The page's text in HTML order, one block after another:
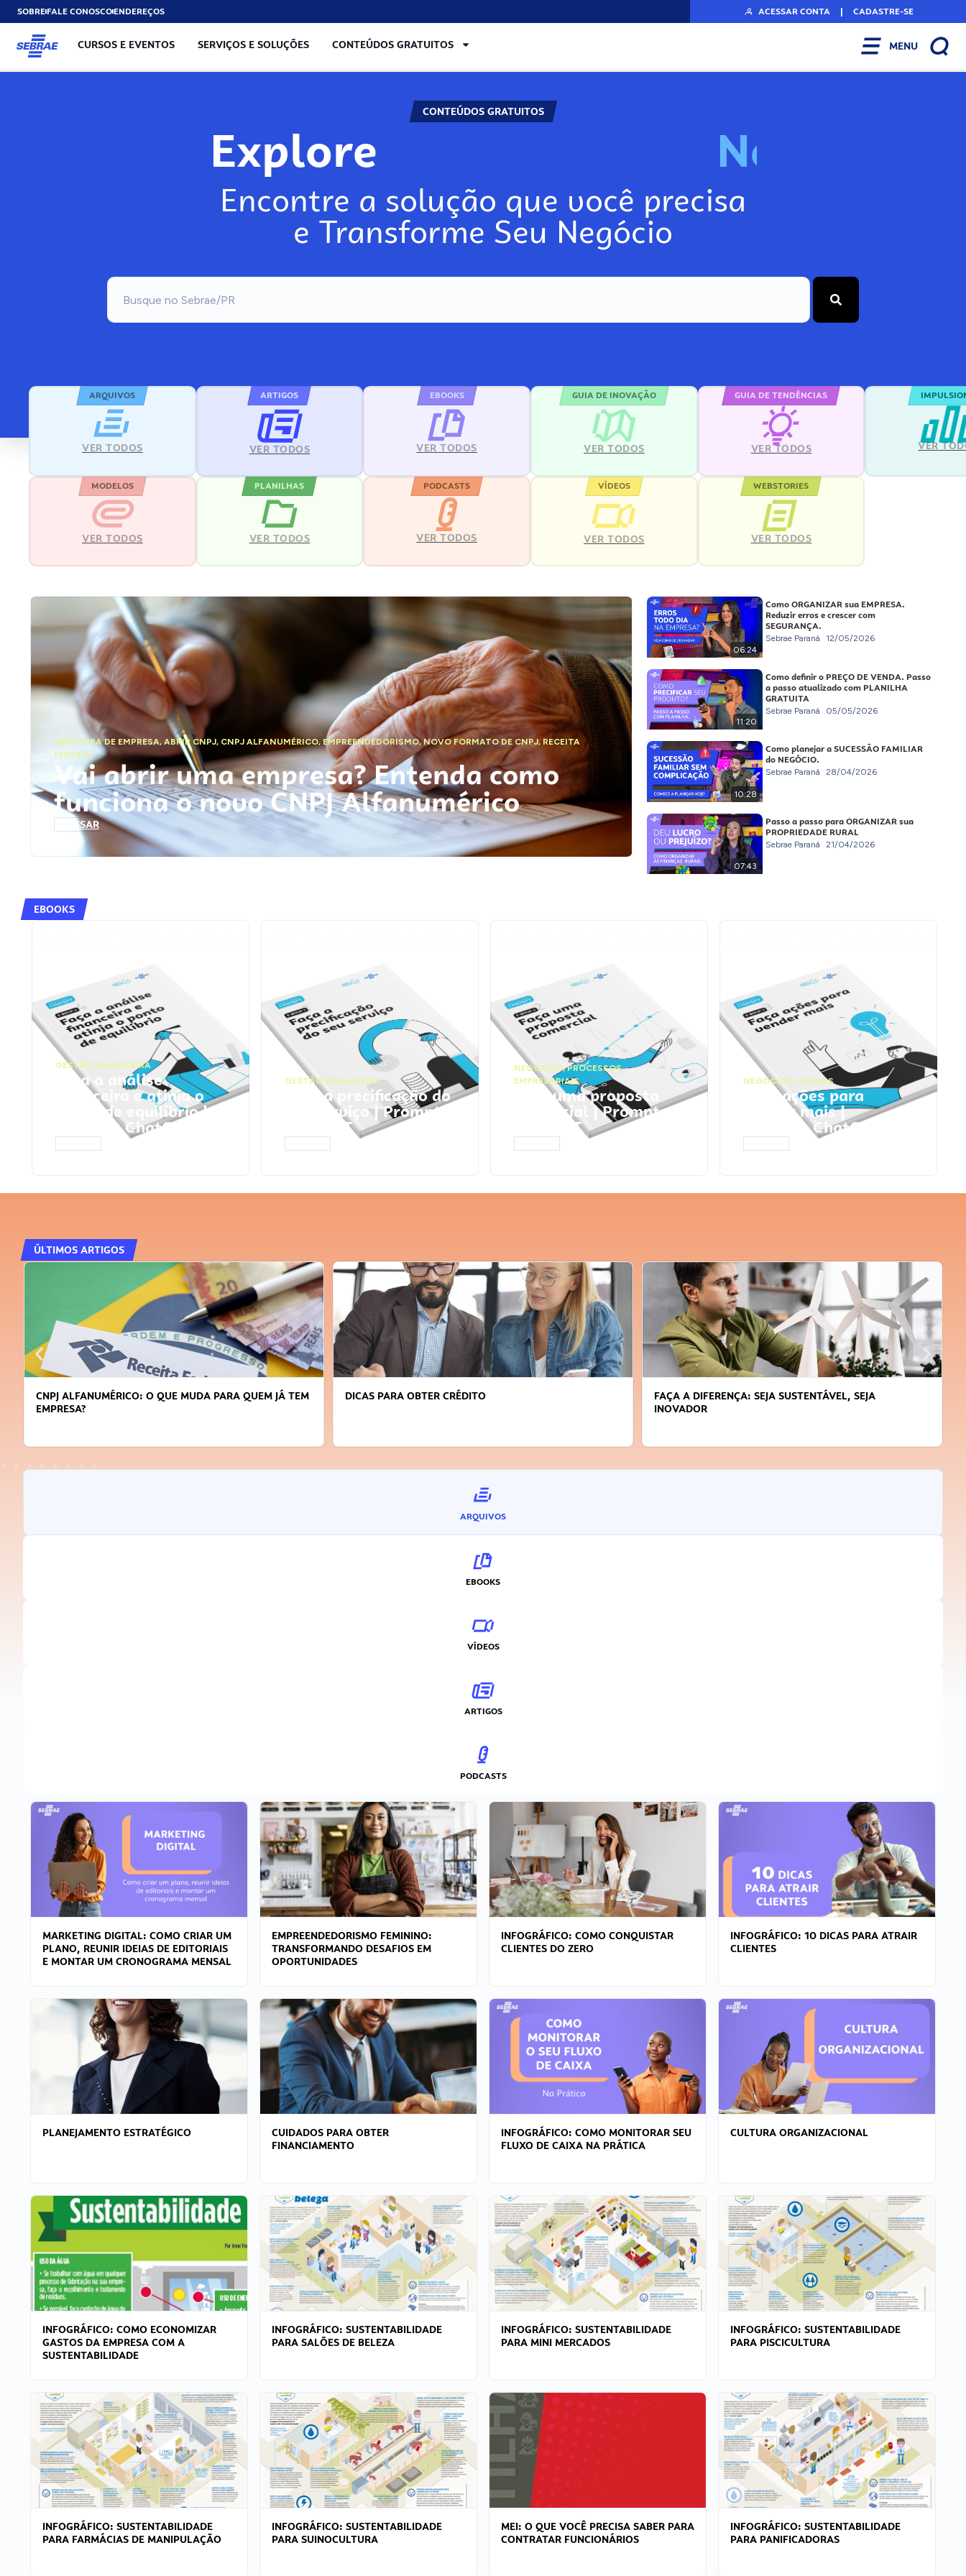
SOBREFALE CONOSCOENDEREÇOS ACESSAR CONTA | CADASTRE-SE
CURSOS E EVENTOS SERVIÇOS E SOLUÇÕES CONTEÚDOS GRATUITOS MENU
CONTEÚDOS GRATUITOS
Explore os
Encontre a solução que você precisa
e Transforme Seu Negócio
ARQUIVOS
VER TODOS
ARTIGOS
VER TODOS
EBOOKS
VER TODOS
GUIA DE INOVAÇÃO
VER TODOS
GUIA DE TENDÊNCIAS
VER TODOS VER
MODELOS
VER TODOS
PLANILHAS
VER TODOS
PODCASTS
VER TODOS
VÍDEOS
VER TODOS
WEBSTORIES
VER TODOS
ABERTURA DE EMPRESA,ABRIR CNPJ, CNPJ ALFANUMÉRICO, EMPREENDEDORISMO,NOVO FORMATO DE CNPJ,RECEITA
FEDERAL
Vai abrir uma empresa? Entenda como
funciona o novo CNPJ Alfanumérico
ACESSAR
06:24
Como ORGANIZAR sua EMPRESA.
Reduzir erros e crescer com
SEGURANÇA.
Sebrae Paraná 12/05/2026
11:20
Como definir o PREÇO DE VENDA. Passo
a passo atualizado com PLANILHA
GRATUITA
Sebrae Paraná 05/05/2026
10:28
Como planejar a SUCESSÃO FAMILIAR
do NEGÓCIO.
Sebrae Paraná 28/04/2026
07:43
Passo a passo para ORGANIZAR sua
PROPRIEDADE RURAL
Sebrae Paraná 21/04/2026
EBOOKS
GESTÃO FINANCEIRA
Faça a análise
financeira e atinja o
ponto de equilíbrio |
Prompts ChatGPT
GESTÃO FINANCEIRA
Faça a precificação do
seu serviço | Prompts
ChatGPT
NEGÓCIOS,PROCESSOS
EMPRESARIAIS
Faça uma proposta
comercial | Prompts
ChatGPT
NEGÓCIOS, VENDAS
Faça ações para
vender mais |
Prompts ChatGPT
ÚLTIMOS ARTIGOS
CNPJ ALFANUMÉRICO: O QUE MUDA PARA QUEM JÁ TEM
EMPRESA?
DICAS PARA OBTER CRÉDITO
FAÇA A DIFERENÇA: SEJA SUSTENTÁVEL, SEJA
INOVADOR
ARQUIVOS
EBOOKS
VÍDEOS
ARTIGOS
PODCASTS
MARKETING DIGITAL: COMO CRIAR UM
PLANO, REUNIR IDEIAS DE EDITORIAIS
E MONTAR UM CRONOGRAMA MENSAL
EMPREENDEDORISMO FEMININO:
TRANSFORMANDO DESAFIOS EM
OPORTUNIDADES
INFOGRÁFICO: COMO CONQUISTAR
CLIENTES DO ZERO
INFOGRÁFICO: 10 DICAS PARA ATRAIR
CLIENTES
PLANEJAMENTO ESTRATÉGICO
CUIDADOS PARA OBTER
FINANCIAMENTO
INFOGRÁFICO: COMO MONITORAR SEU
FLUXO DE CAIXA NA PRÁTICA
CULTURA ORGANIZACIONAL
INFOGRÁFICO: COMO ECONOMIZAR
GASTOS DA EMPRESA COM A
SUSTENTABILIDADE
INFOGRÁFICO: SUSTENTABILIDADE
PARA SALÕES DE BELEZA
INFOGRÁFICO: SUSTENTABILIDADE
PARA MINI MERCADOS
INFOGRÁFICO: SUSTENTABILIDADE
PARA PISCICULTURA
INFOGRÁFICO: SUSTENTABILIDADE
PARA FARMÁCIAS DE MANIPULAÇÃO
INFOGRÁFICO: SUSTENTABILIDADE
PARA SUINOCULTURA
MEI: O QUE VOCÊ PRECISA SABER PARA
CONTRATAR FUNCIONÁRIOS
INFOGRÁFICO: SUSTENTABILIDADE
PARA PANIFICADORAS